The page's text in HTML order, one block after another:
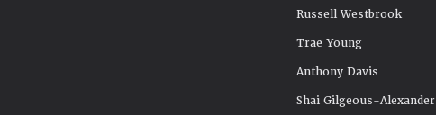
Russell Westbrook
Trae Young
Anthony Davis
Shai Gilgeous-Alexander